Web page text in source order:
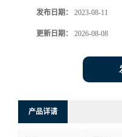
发布日期： 2023-08-11
更新日期： 2026-08-08
产品详请